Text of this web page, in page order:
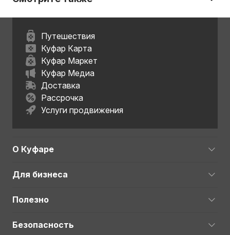
Путешествия
Куфар Карта
Куфар Маркет
Куфар Медиа
Доставка
Рассрочка
Услуги продвижения
О Куфаре
Для бизнеса
Полезно
Безопасность